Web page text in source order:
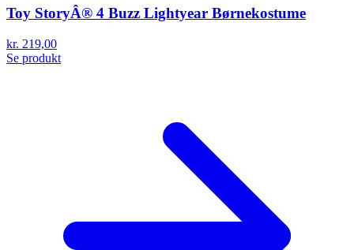
Toy StoryÂ® 4 Buzz Lightyear Børnekostume
kr. 219,00
Se produkt